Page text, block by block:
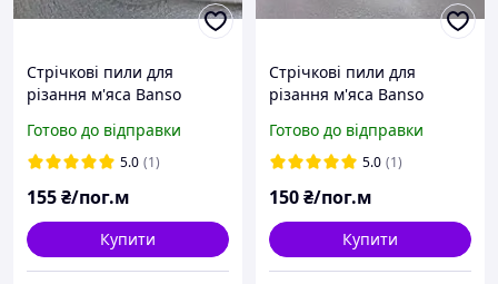
Стрічкові пили для
різання м'яса Banso
полотно. Стрічкові пили.
Пиляльні полотна по
Готово до відправки
5.0 (1)
155₴/пог.м
Купити
Стрічкові пили для
різання м'яса Banso
полотно. Стрічкові пили.
Пиляльні полотна по
Готово до відправки
5.0 (1)
150₴/пог.м
Купити